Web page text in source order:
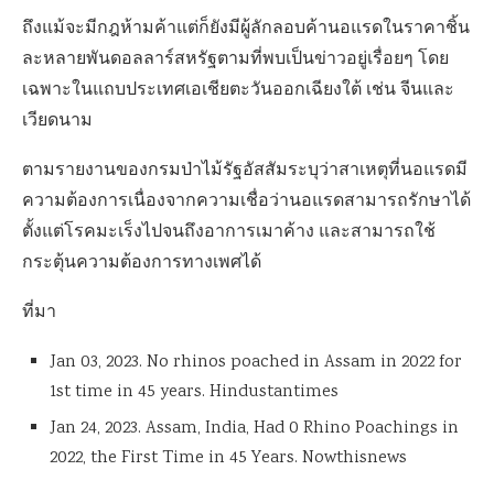
ถึงแม้จะมีกฎห้ามค้าแต่ก็ยังมีผู้ลักลอบค้านอแรดในราคาชิ้น
ละหลายพันดอลลาร์สหรัฐตามที่พบเป็นข่าวอยู่เรื่อยๆ โดย
เฉพาะในแถบประเทศเอเชียตะวันออกเฉียงใต้ เช่น จีนและ
เวียดนาม
ตามรายงานของกรมป่าไม้รัฐอัสสัมระบุว่าสาเหตุที่นอแรดมี
ความต้องการเนื่องจากความเชื่อว่านอแรดสามารถรักษาได้
ตั้งแต่โรคมะเร็งไปจนถึงอาการเมาค้าง และสามารถใช้
กระตุ้นความต้องการทางเพศได้
ที่มา
Jan 03, 2023. No rhinos poached in Assam in 2022for
1st time in 45 years. Hindustantimes
Jan 24, 2023. Assam, India, Had0 Rhino Poachings in
2022, the First Time in 45Years. Nowthisnews